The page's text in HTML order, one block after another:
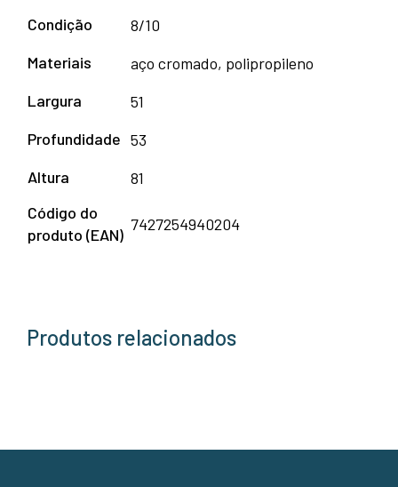
Condição
8/10
Materiais
aço cromado, polipropileno
Largura
51
Profundidade 53
Altura
81
Código do
produto (EAN)
7427254940204
Produtos relacionados